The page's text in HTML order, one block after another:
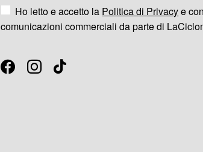
Ho letto e accetto la Politica di Privacye
comunicazioni commerciali da parte di